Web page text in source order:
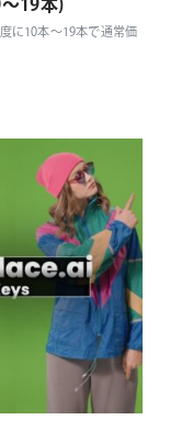
19本)
に10本〜19本で通常価